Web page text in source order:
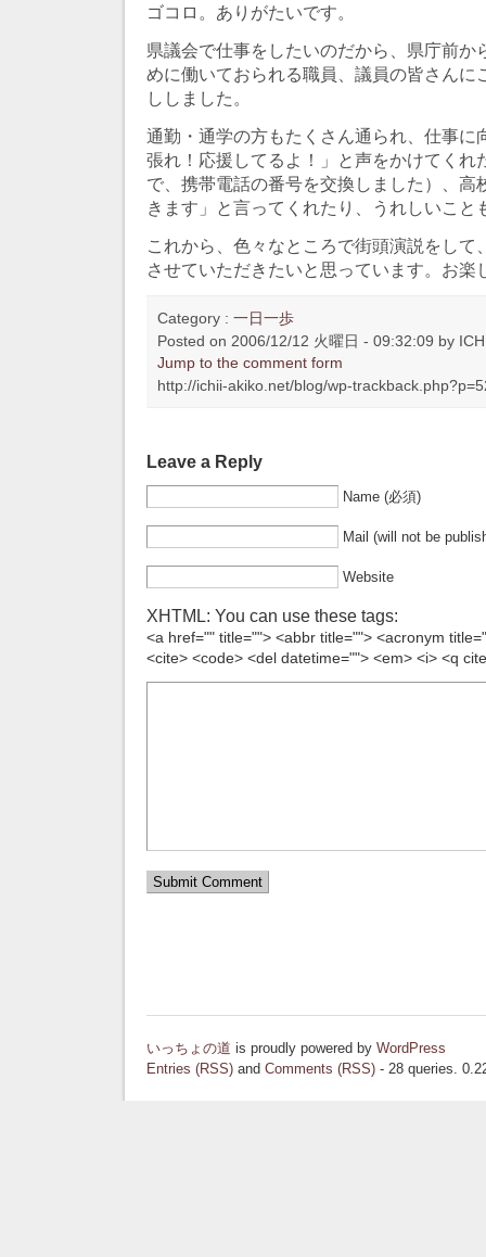
ゴコロ。ありがたいです。
県議会で仕事をしたいのだから、県庁前か
めに働いておられる職員、議員の皆さんに
ししました。
通勤・通学の方もたくさん通られ、仕事に
張れ！応援してるよ！」と声をかけてくれ
で、携帯電話の番号を交換しました）、高
きます」と言ってくれたり、うれしいこと
これから、色々なところで街頭演説をして
させていただきたいと思っています。お楽
Category : 一日一歩
Posted on 2006/12/12 火曜日 - 09:32:09 by
Jump to the comment form
http://ichii-akiko.net/blog/wp-
Leave a Reply
Name (必須)
Mail (will not be
Website
XHTML: You can use these tags:
<a href="" title=""> <abbr title=""> <acronym
<cite> <code> <del datetime=""> <em> <i> <q
いっちょの道 is proudly powered by WordPress
Entries (RSS) and Comments (RSS) - 28 queries.